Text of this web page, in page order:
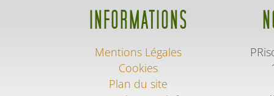
INFORMATIONS
Mentions Légales
Cookies
Plan du site